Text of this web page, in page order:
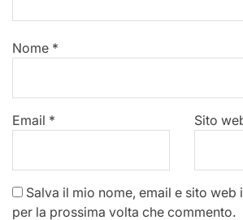
Nome *
Email * Sito
Salva il mio nome, email e sito
per la prossima volta che commento.